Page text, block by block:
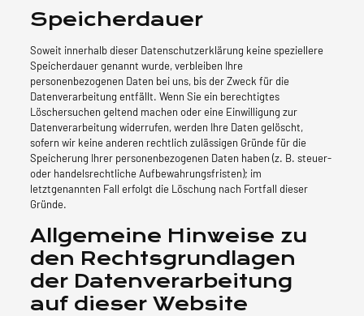
Speicherdauer
Soweit innerhalb dieser Datenschutzerklärung keine speziellere
Speicherdauer genannt wurde, verbleiben Ihre
personenbezogenen Daten bei uns, bis der Zweck für die
Datenverarbeitung entfällt. Wenn Sie ein berechtigtes
Löschersuchen geltend machen oder eine Einwilligung zur
Datenverarbeitung widerrufen, werden Ihre Daten gelöscht,
sofern wir keine anderen rechtlich zulässigen Gründe für die
Speicherung Ihrer personenbezogenen Daten haben (z. B. steuer-
oder handelsrechtliche Aufbewahrungsfristen); im
letztgenannten Fall erfolgt die Löschung nach Fortfall dieser
Gründe.
Allgemeine Hinweise zu
den Rechtsgrundlagen
der Datenverarbeitung
auf dieser Website